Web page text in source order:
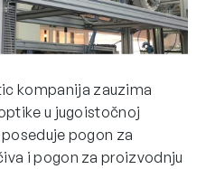
kompanija zauzima
u jugoistočnoj
pogon za
i pogon za proizvodnju